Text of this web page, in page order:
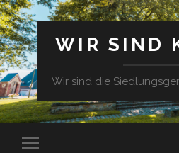
WIR SIND
Wir sind die